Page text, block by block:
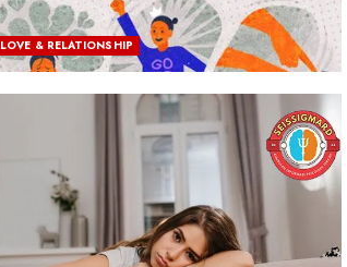
LOVE & RELATIONSHIP